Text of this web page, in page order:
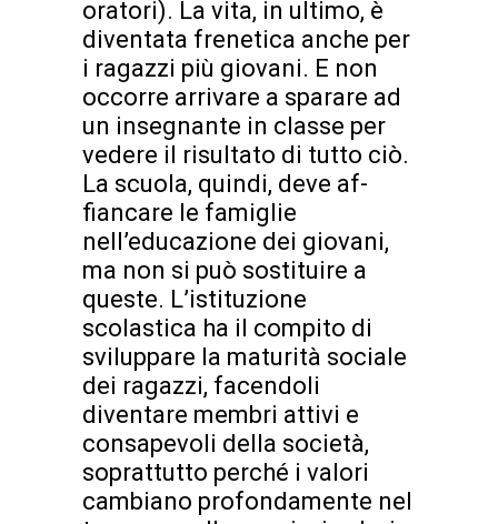
oratori). La vita, in ultimo, è
diventata frenetica anche per
i ragazzi più giovani. E non
occorre arrivare a sparare ad
un insegnante in classe per
vedere il risultato di tutto ciò.
La scuola, quindi, deve af-
fiancare le famiglie
nell’educazione dei giovani,
ma non si può sostituire a
queste. L’istituzione
scolastica ha il compito di
sviluppare la maturità sociale
dei ragazzi, facendoli
diventare membri attivi e
consapevoli della società,
soprattutto perché i valori
cambiano profondamente nel